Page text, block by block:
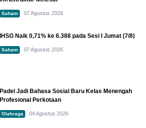
Saham 07 Agustus 2026
IHSG Naik 0,71% ke 6.388 pada Sesi I Jumat (7/8)
Saham 07 Agustus 2026
Padel Jadi Bahasa Sosial Baru Kelas Menengah
Profesional Perkotaan
Olahraga 04 Agustus 2026